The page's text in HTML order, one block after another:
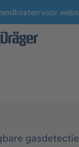
gasdetectie